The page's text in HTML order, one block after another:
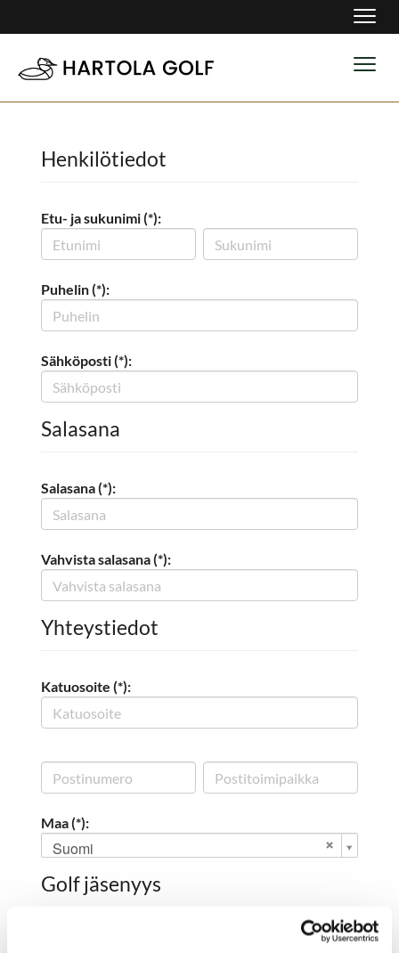
Henkilötiedot
Etu- ja sukunimi (*):
Puhelin (*):
Sähköposti (*):
Salasana
Salasana (*):
Vahvista salasana (*):
Yhteystiedot
Katuosoite (*):
Maa (*):
Suomi
Golf jäsenyys